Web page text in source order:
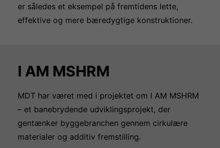
er således et eksempel på fremtidens lette,
effektive og mere bæredygtige konstruktioner.
I AM MSHRM
MDT har været med i projektet om I AM MSHRM
– et banebrydende udviklingsprojekt, der
gentænker byggebranchen gennem cirkulære
materialer og additiv fremstilling.